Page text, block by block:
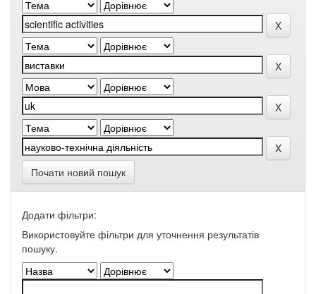
Почати новий пошук
Додати фільтри:
Використовуйте фільтри для уточнення результатів
пошуку.